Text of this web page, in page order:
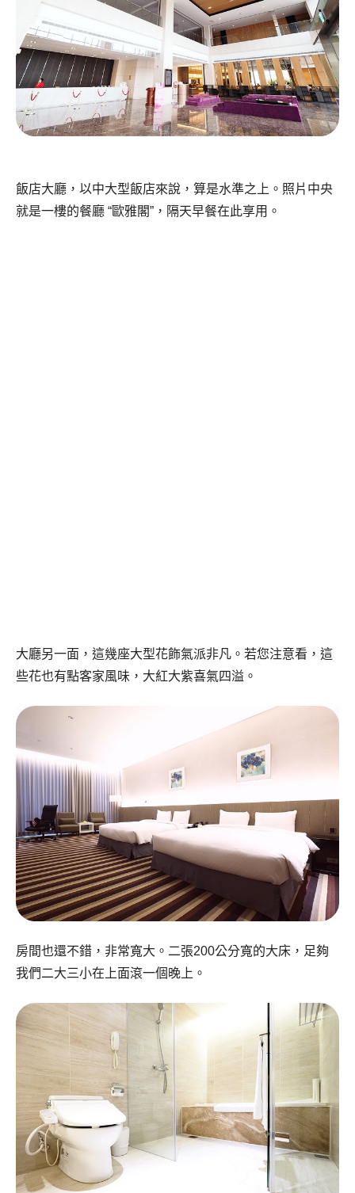
飯店大廳，以中大型飯店來說，算是水準之上。照片中央
就是一樓的餐廳 “歐雅閣”，隔天早餐在此享用。
大廳另一面，這幾座大型花飾氣派非凡。若您注意看，這
些花也有點客家風味，大紅大紫喜氣四溢。
房間也還不錯，非常寬大。二張200公分寬的大床，足夠
我們二大三小在上面滾一個晚上。